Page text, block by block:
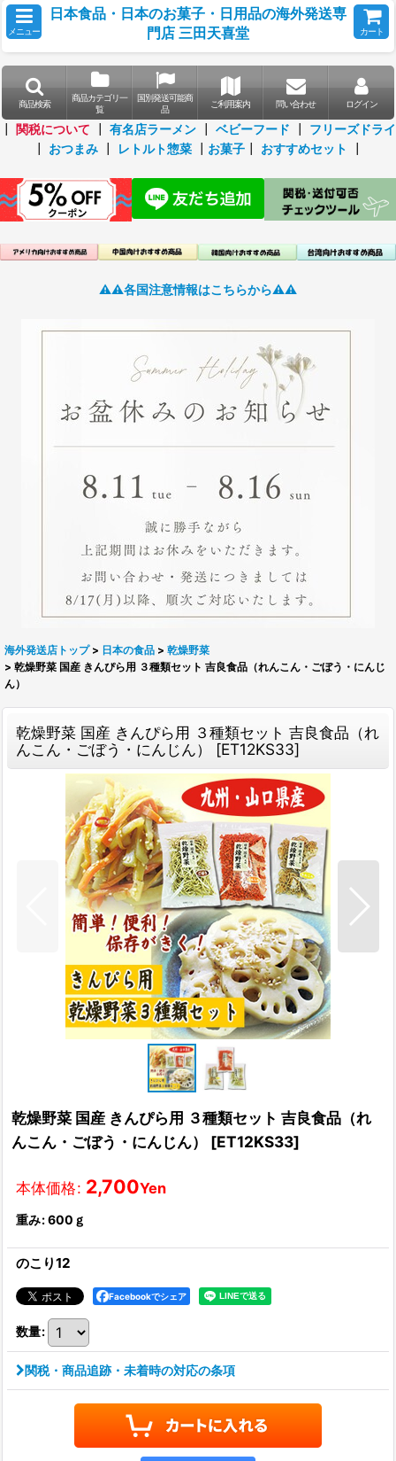
メニュー
日本食品・日本のお菓子・日用品の海外発送専
門店 三田天喜堂
カート
商品検索
商品カテゴリ一
覧
国別発送可能商
品
ご利用案内 問い合わせ ログイン
関税について 有名店ラーメン ベビーフード
フリーズドライ
おつまみ レトルト惣菜 お菓子 おすすめセット
⚠️⚠️各国注意情報はこちらから⚠️⚠️
海外発送店トップ > 日本の食品 > 乾燥野菜
> 乾燥野菜 国産 きんぴら用 ３種類セット 吉良食品（れんこん・ごぼう・にんじ
ん）
乾燥野菜 国産 きんぴら用 ３種類セット 吉良食品（れ
んこん・ごぼう・にんじん）
[ET12KS33]
乾燥野菜 国産 きんぴら用 ３種類セット 吉良食品（れ
んこん・ごぼう・にんじん）
[ET12KS33]
本体価格: 2,700Yen
重み:600ｇ
のこり12
Facebookでシェア
数量:
関税・商品追跡・未着時の対応の条項